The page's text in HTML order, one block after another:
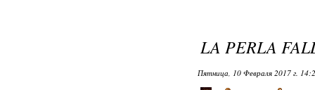
LA PERLA
Пятница, 10 Февраля 2017 г.